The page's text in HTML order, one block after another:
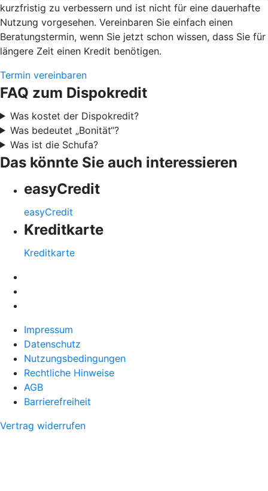
kurzfristig zu verbessern und ist nicht für eine dauerhafte
Nutzung vorgesehen. Vereinbaren Sie einfach einen
Beratungstermin, wenn Sie jetzt schon wissen, dass Sie für
längere Zeit einen Kredit benötigen.
Termin vereinbaren
FAQ zum Dispokredit
Was kostet der Dispokredit?
Was bedeutet „Bonität“?
Was ist die Schufa?
Das könnte Sie auch interessieren
easyCredit
easyCredit
Kreditkarte
Kreditkarte
Impressum
Datenschutz
Nutzungsbedingungen
Rechtliche Hinweise
AGB
Barrierefreiheit
Vertrag widerrufen